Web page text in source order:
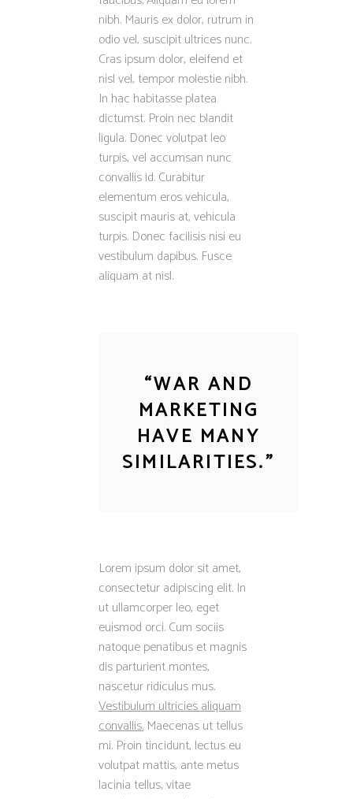
nibh. Mauris ex dolor, rutrum in
odio vel, suscipit ultrices nunc.
Cras ipsum dolor, eleifend et
nisl vel, tempor molestie nibh.
In hac habitasse platea
dictumst. Proin nec blandit
ligula. Donec volutpat leo
turpis, vel accumsan nunc
convallis id. Curabitur
elementum eros vehicula,
suscipit mauris at, vehicula
turpis. Donec facilisis nisi eu
vestibulum dapibus. Fusce
aliquam at nisl.
“WAR AND
MARKETING
HAVE MANY
SIMILARITIES.”
Lorem ipsum dolor sit amet,
consectetur adipiscing elit. In
ut ullamcorper leo, eget
euismod orci. Cum sociis
natoque penatibus et magnis
dis parturient montes,
nascetur ridiculus mus.
Vestibulum ultricies aliquam
convallis. Maecenas ut tellus
mi. Proin tincidunt, lectus eu
volutpat mattis, ante metus
lacinia tellus, vitae